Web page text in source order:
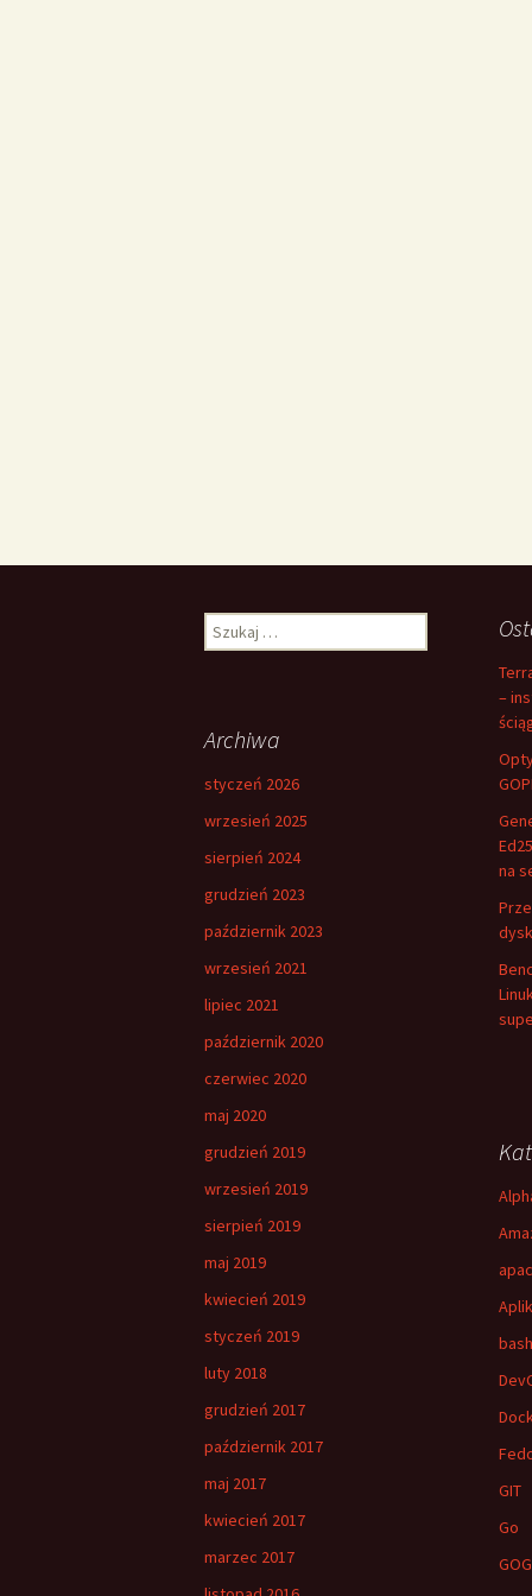
Szukaj:
–
na
Archiwa
styczeń 2026
wrzesień 2025
sierpień 2024
grudzień 2023
październik 2023
wrzesień 2021
lipiec 2021
październik 2020
czerwiec 2020
maj 2020
grudzień 2019
wrzesień 2019
sierpień 2019
maj 2019
kwiecień 2019
styczeń 2019
luty 2018
grudzień 2017
październik 2017
maj 2017
kwiecień 2017
marzec 2017
bash
GIT
Go
GOG